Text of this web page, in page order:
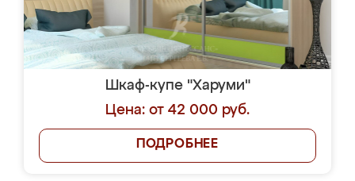
Шкаф-купе "Харуми"
Цена: от 42 000 руб.
ПОДРОБНЕЕ